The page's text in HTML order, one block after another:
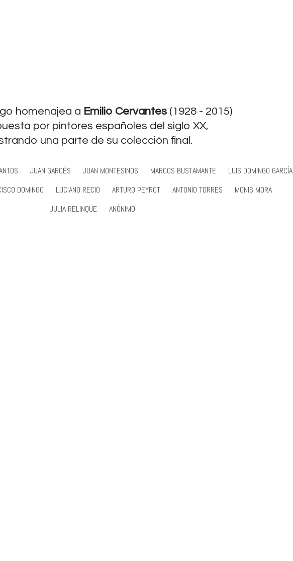
homenajea a Emilio Cervantes (1928 - 2015)
por pintores españoles del siglo XX,
una parte de su colección final.
JUAN GARCÉS JUAN MONTESINOS MARCOS BUSTAMANTE
LUIS DOMINGO GARCÍA
DOMINGO LUCIANO RECIO ARTURO PEYROT ANTONIO TORRES
MONIS MORA
JULIA RELINQUE
ANÓNIMO